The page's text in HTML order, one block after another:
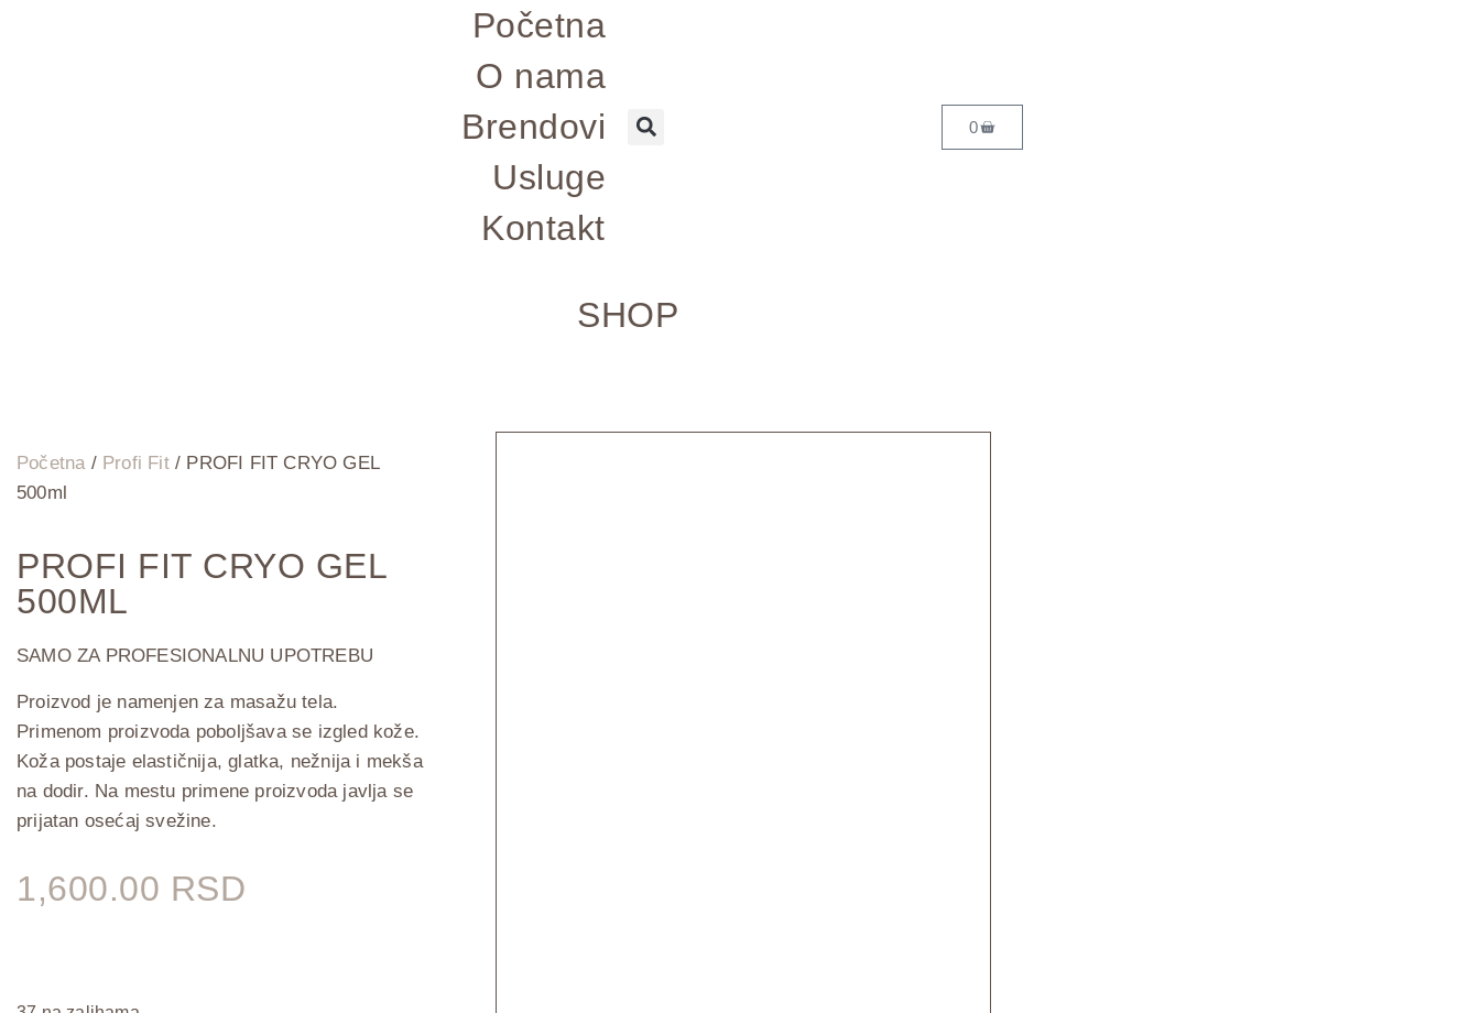
Početna
O nama
Brendovi
Usluge
Kontakt
0
SHOP
Početna/ Profi Fit/ PROFI FIT CRYO GEL
500ml
PROFI FIT CRYO GEL
500ML
SAMO ZA PROFESIONALNU UPOTREBU
Proizvod je namenjen za masažu tela.
Primenom proizvoda poboljšava se izgled kože.
Koža postaje elastičnija, glatka, nežnija i mekša
na dodir. Na mestu primene proizvoda javlja se
prijatan osećaj svežine.
1,600.00 RSD